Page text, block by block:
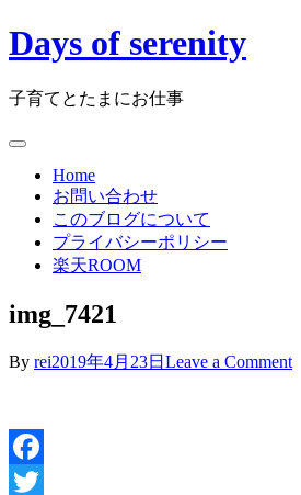
Skip
to
Days of serenity
子育てとたまにお仕事
Home
お問い合わせ
このブログについて
プライバシーポリシー
楽天ROOM
img_7421
By rei2019年4月23日 Leave a Commenton
Facebook